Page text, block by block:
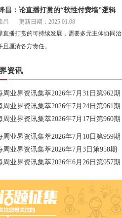
昌：论直播打赏的“软性付费墙”逻辑
昌
更新日期：2025.01.08
直播打赏的可持续发展，需要多元主体协同治
且厘清各方责任。
资讯
周业界资讯集萃2026年7月31日第962期
周业界资讯集萃2026年7月24日第961期
周业界资讯集萃2026年7月17日第960期
周业界资讯集萃2026年7月10日第959期
周业界资讯集萃2026年7月3日第958期
周业界资讯集萃2026年6月26日第957期